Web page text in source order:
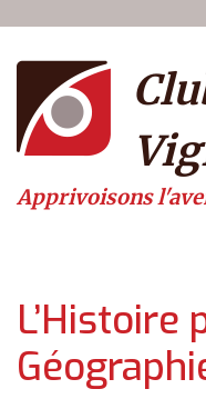
Menu du
Apprivoisons
L’Histoire